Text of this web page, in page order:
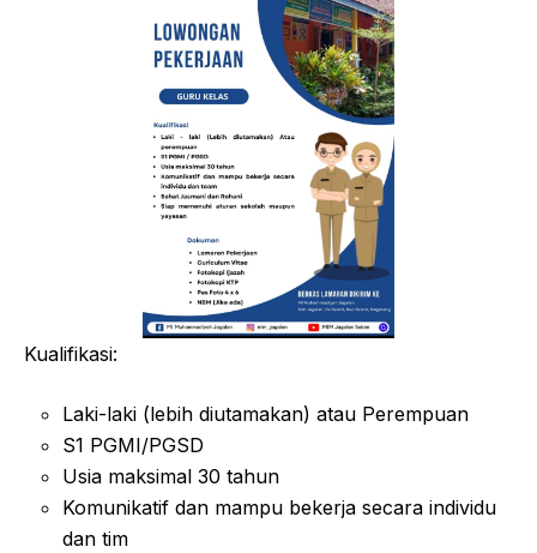
Kualifikasi:
Laki-laki (lebih diutamakan) atau Perempuan
S1 PGMI/PGSD
Usia maksimal 30 tahun
Komunikatif dan mampu bekerja secara individu
dan tim